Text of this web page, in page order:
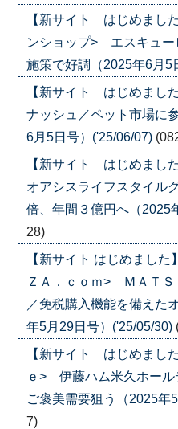
【新サイト はじめまし
ンショップ> エスキュー
施策で好調（2025年6月5
【新サイト はじめま
ナッシュ／ペット市場に
6月5日号）('25/06/07)
【新サイト はじめま
オアシスライフスタイル
倍、年間３億円へ（2025
28)
【新サイト はじめまし
ＺＡ．ｃｏｍ> ＭＡＴＳ
／免税購入機能を備えた
年5月29日号）('25/05/30)
【新サイト はじめまし
ｅ> 伊藤ハム米久ホール
ご褒美需要狙う（2025年
7)